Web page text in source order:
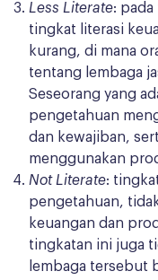
Less Literate:
tingkat literasi
kurang, di mana
tentang lembaga
Seseorang yang
pengetahuan
dan kewajiban,
menggunakan
Not Literate:
pengetahuan,
keuangan dan
tingkatan ini juga
lembaga tersebut